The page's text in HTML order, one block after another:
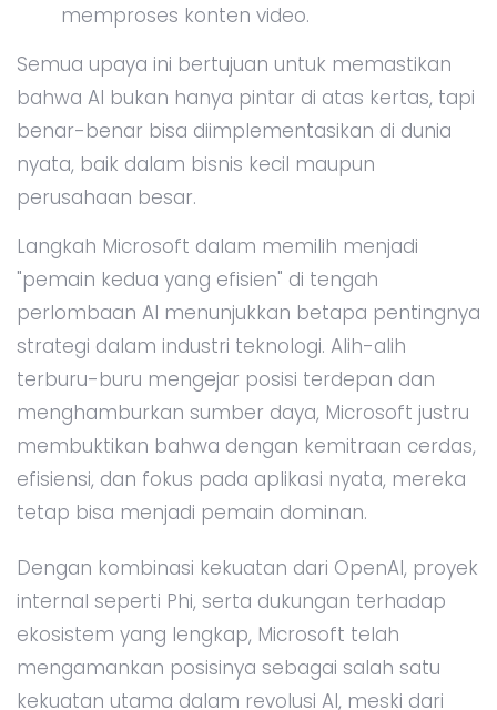
memproses konten video.
Semua upaya ini bertujuan untuk memastikan
bahwa AI bukan hanya pintar di atas kertas, tapi
benar-benar bisa diimplementasikan di dunia
nyata, baik dalam bisnis kecil maupun
perusahaan besar.
Langkah Microsoft dalam memilih menjadi
"pemain kedua yang efisien" di tengah
perlombaan AI menunjukkan betapa pentingnya
strategi dalam industri teknologi. Alih-alih
terburu-buru mengejar posisi terdepan dan
menghamburkan sumber daya, Microsoft justru
membuktikan bahwa dengan kemitraan cerdas,
efisiensi, dan fokus pada aplikasi nyata, mereka
tetap bisa menjadi pemain dominan.
Dengan kombinasi kekuatan dari OpenAI, proyek
internal seperti Phi, serta dukungan terhadap
ekosistem yang lengkap, Microsoft telah
mengamankan posisinya sebagai salah satu
kekuatan utama dalam revolusi AI, meski dari